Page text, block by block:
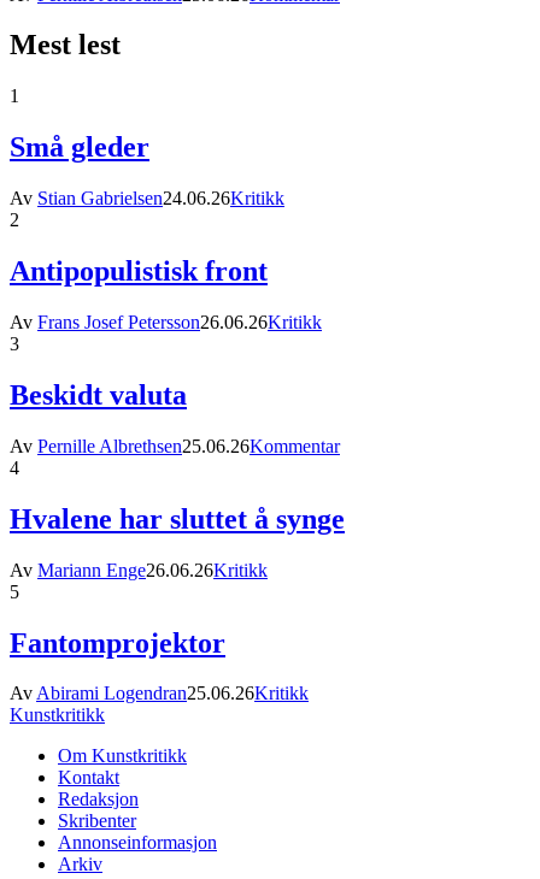
Mest lest
1
Små gleder
Av Stian Gabrielsen24.06.26Kritikk
2
Antipopulistisk front
Av Frans Josef Petersson26.06.26Kritikk
3
Beskidt valuta
Av Pernille Albrethsen25.06.26Kommentar
4
Hvalene har sluttet å synge
Av Mariann Enge26.06.26Kritikk
5
Fantomprojektor
AvAbirami Logendran25.06.26Kritikk
Kunstkritikk
Om Kunstkritikk
Kontakt
Redaksjon
Skribenter
Annonseinformasjon
Arkiv